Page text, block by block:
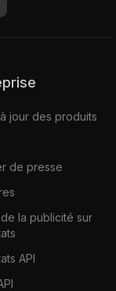
jour des produits
de presse
la publicité sur
API